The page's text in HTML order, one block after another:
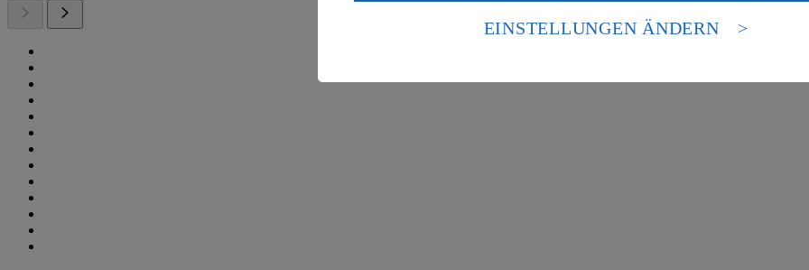
einem nach europäischen Standards nicht angemessenen Datenschutzniveau an. Es
Risiko eines Zugriffs durch US-amerikanische Behörden.
EINSTELLUNGEN ÄNDERN